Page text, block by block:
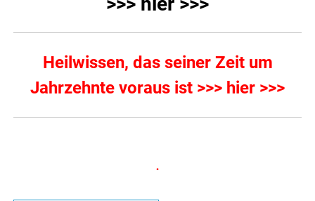
Heilwissen, das seiner Zeit um
Jahrzehnte voraus ist >>> hier >>>
.